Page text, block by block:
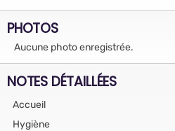
PHOTOS
Aucune photo enregistrée.
NOTES DÉTAILLÉES
Accueil
Hygiène